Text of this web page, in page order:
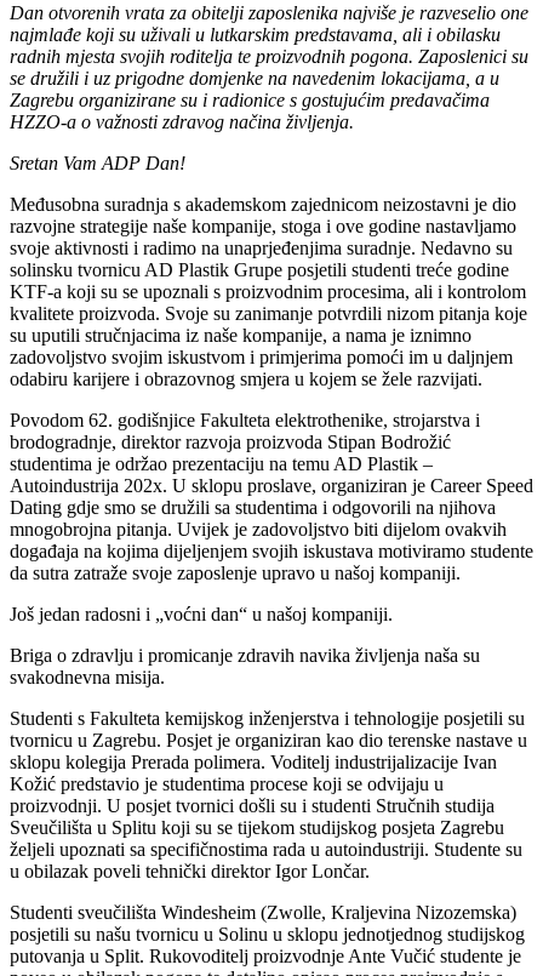
Dan otvorenih vrata za obitelji zaposlenika najviše je razveselio one
najmlađe koji su uživali u lutkarskim predstavama, ali i obilasku
radnih mjesta svojih roditelja te proizvodnih pogona. Zaposlenici su
se družili i uz prigodne domjenke na navedenim lokacijama, a u
Zagrebu organizirane su i radionice s gostujućim predavačima
HZZO-a o važnosti zdravog načina življenja.
Sretan Vam ADP Dan!
Međusobna suradnja s akademskom zajednicom neizostavni je dio
razvojne strategije naše kompanije, stoga i ove godine nastavljamo
svoje aktivnosti i radimo na unaprjeđenjima suradnje. Nedavno su
solinsku tvornicu AD Plastik Grupe posjetili studenti treće godine
KTF-a koji su se upoznali s proizvodnim procesima, ali i kontrolom
kvalitete proizvoda. Svoje su zanimanje potvrdili nizom pitanja koje
su uputili stručnjacima iz naše kompanije, a nama je iznimno
zadovoljstvo svojim iskustvom i primjerima pomoći im u daljnjem
odabiru karijere i obrazovnog smjera u kojem se žele razvijati.
Povodom 62. godišnjice Fakulteta elektrothenike, strojarstva i
brodogradnje, direktor razvoja proizvoda Stipan Bodrožić
studentima je održao prezentaciju na temu AD Plastik –
Autoindustrija 202x. U sklopu proslave, organiziran je Career Speed
Dating gdje smo se družili sa studentima i odgovorili na njihova
mnogobrojna pitanja. Uvijek je zadovoljstvo biti dijelom ovakvih
događaja na kojima dijeljenjem svojih iskustava motiviramo studente
da sutra zatraže svoje zaposlenje upravo u našoj kompaniji.
Još jedan radosni i „voćni dan“ u našoj kompaniji.
Briga o zdravlju i promicanje zdravih navika življenja naša su
svakodnevna misija.
Studenti s Fakulteta kemijskog inženjerstva i tehnologije posjetili su
tvornicu u Zagrebu. Posjet je organiziran kao dio terenske nastave u
sklopu kolegija Prerada polimera. Voditelj industrijalizacije Ivan
Kožić predstavio je studentima procese koji se odvijaju u
proizvodnji. U posjet tvornici došli su i studenti Stručnih studija
Sveučilišta u Splitu koji su se tijekom studijskog posjeta Zagrebu
željeli upoznati sa specifičnostima rada u autoindustriji. Studente su
u obilazak poveli tehnički direktor Igor Lončar.
Studenti sveučilišta Windesheim (Zwolle, Kraljevina Nizozemska)
posjetili su našu tvornicu u Solinu u sklopu jednotjednog studijskog
putovanja u Split. Rukovoditelj proizvodnje Ante Vučić studente je